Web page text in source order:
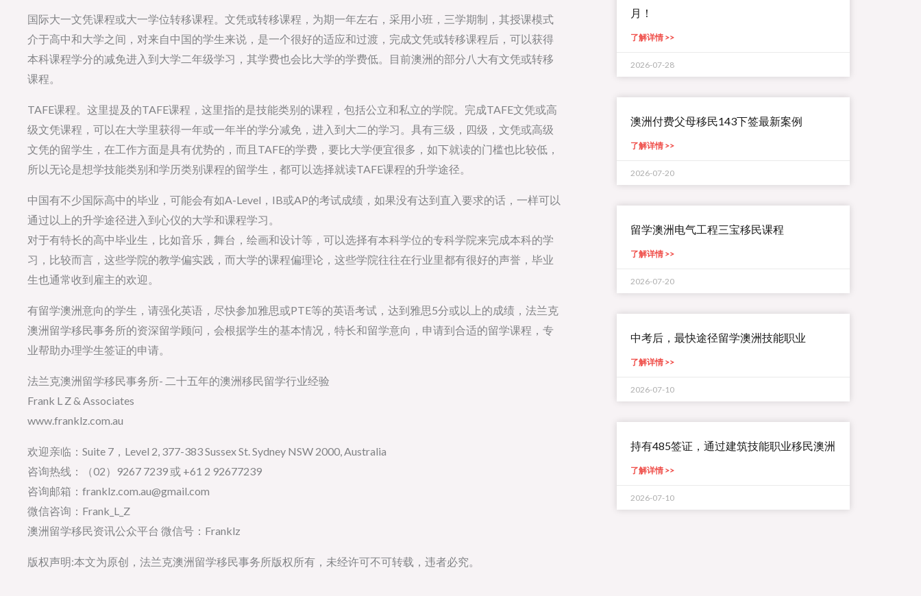
国际大一文凭课程或大一学位转移课程。文凭或转移课程，为期一年左右，采用小班，三学期制，其授课模式
介于高中和大学之间，对来自中国的学生来说，是一个很好的适应和过渡，完成文凭或转移课程后，可以获得
本科课程学分的减免进入到大学二年级学习，其学费也会比大学的学费低。目前澳洲的部分八大有文凭或转移
课程。
TAFE课程。这里提及的TAFE课程，这里指的是技能类别的课程，包括公立和私立的学院。完成TAFE文凭或高
级文凭课程，可以在大学里获得一年或一年半的学分减免，进入到大二的学习。具有三级，四级，文凭或高级
文凭的留学生，在工作方面是具有优势的，而且TAFE的学费，要比大学便宜很多，如下就读的门槛也比较低，
所以无论是想学技能类别和学历类别课程的留学生，都可以选择就读TAFE课程的升学途径。
中国有不少国际高中的毕业，可能会有如A-Level，IB或AP的考试成绩，如果没有达到直入要求的话，一样可以
通过以上的升学途径进入到心仪的大学和课程学习。
对于有特长的高中毕业生，比如音乐，舞台，绘画和设计等，可以选择有本科学位的专科学院来完成本科的学
习，比较而言，这些学院的教学偏实践，而大学的课程偏理论，这些学院往往在行业里都有很好的声誉，毕业
生也通常收到雇主的欢迎。
有留学澳洲意向的学生，请强化英语，尽快参加雅思或PTE等的英语考试，达到雅思5分或以上的成绩，法兰克
澳洲留学移民事务所的资深留学顾问，会根据学生的基本情况，特长和留学意向，申请到合适的留学课程，专
业帮助办理学生签证的申请。
法兰克澳洲留学移民事务所- 二十五年的澳洲移民留学行业经验
Frank L Z & Associates
www.franklz.com.au
欢迎亲临：Suite 7，Level 2, 377-383 Sussex St. Sydney NSW 2000, Australia
咨询热线：（02）9267 7239 或 +61 2 92677239
咨询邮箱：franklz.com.au@gmail.com
微信咨询：Frank_L_Z
澳洲留学移民资讯公众平台 微信号：Franklz
版权声明:本文为原创，法兰克澳洲留学移民事务所版权所有，未经许可不可转载，违者必究。
月！
了解详情 >>
2026-07-28
澳洲付费父母移民143下签最新案例
了解详情 >>
2026-07-20
留学澳洲电气工程三宝移民课程
了解详情 >>
2026-07-20
中考后，最快途径留学澳洲技能职业
了解详情 >>
2026-07-10
持有485签证，通过建筑技能职业移民澳洲
了解详情 >>
2026-07-10